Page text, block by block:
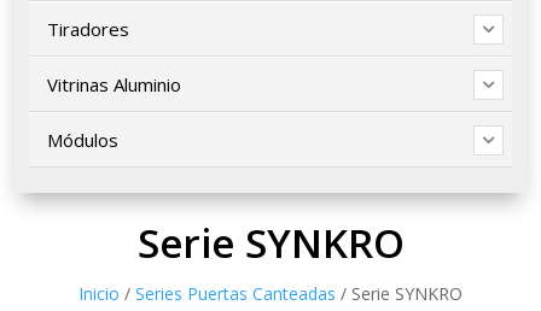
Tiradores
Vitrinas Aluminio
Módulos
Serie SYNKRO
Inicio / Series Puertas Canteadas / Serie SYNKRO